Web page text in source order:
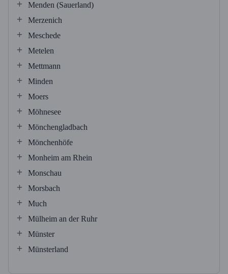
Menden (Sauerland)
Merzenich
Meschede
Metelen
Mettmann
Minden
Moers
Möhnesee
Mönchengladbach
Mönchenhöfe
Monheim am Rhein
Monschau
Morsbach
Much
Mülheim an der Ruhr
Münster
Münsterland